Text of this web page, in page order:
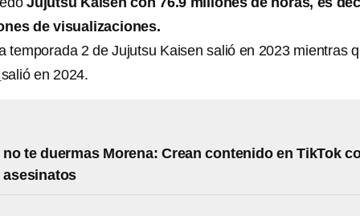
de visualizaciones.
temporada 2 de Jujutsu Kaisen salió en 2023 mientras
salió en 2024.
te duermas Morena: Crean contenido en TikTok